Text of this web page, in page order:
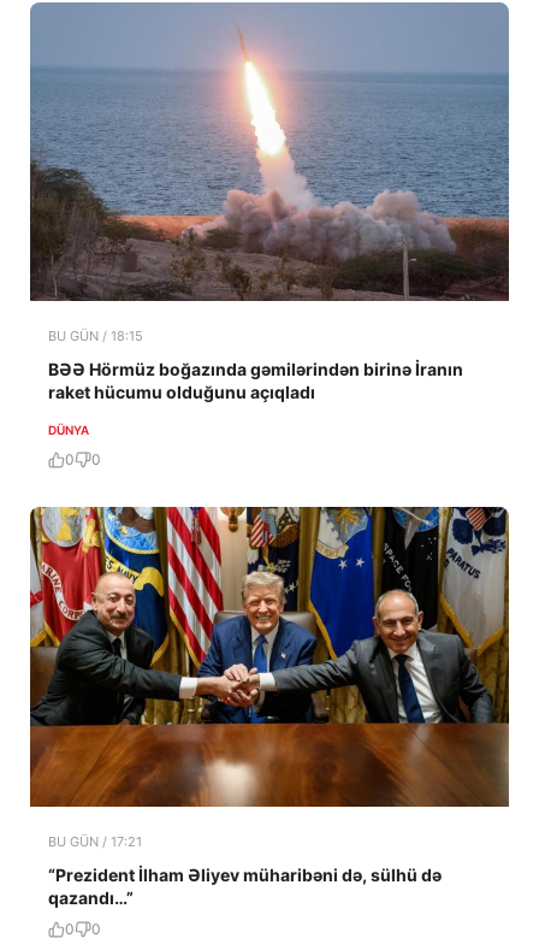
BU GÜN / 18:15
BƏƏ Hörmüz boğazında gəmilərindən birinə İranın
raket hücumu olduğunu açıqladı
DÜNYA
0 0
BU GÜN / 17:21
“Prezident İlham Əliyev müharibəni də, sülhü də
qazandı…”
0 0